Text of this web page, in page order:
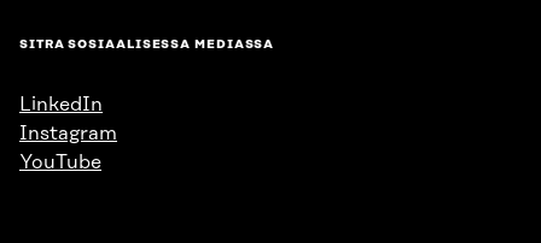
SITRA SOSIAALISESSA MEDIASSA
LinkedIn
Instagram
YouTube